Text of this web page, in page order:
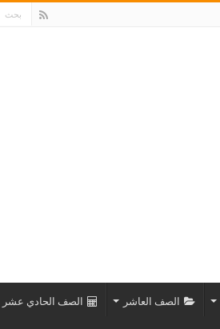
الصف العاشر الصف الحادي عشر